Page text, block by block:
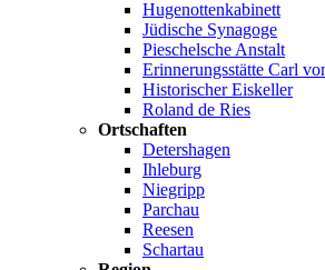
Hugenottenkabinett
Jüdische Synagoge
Pieschelsche Anstalt
Erinnerungsstätte Carl
Historischer Eiskeller
Roland de Ries
Ortschaften
Detershagen
Ihleburg
Niegripp
Parchau
Reesen
Schartau